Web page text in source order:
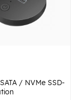
/ NVMe SSD-